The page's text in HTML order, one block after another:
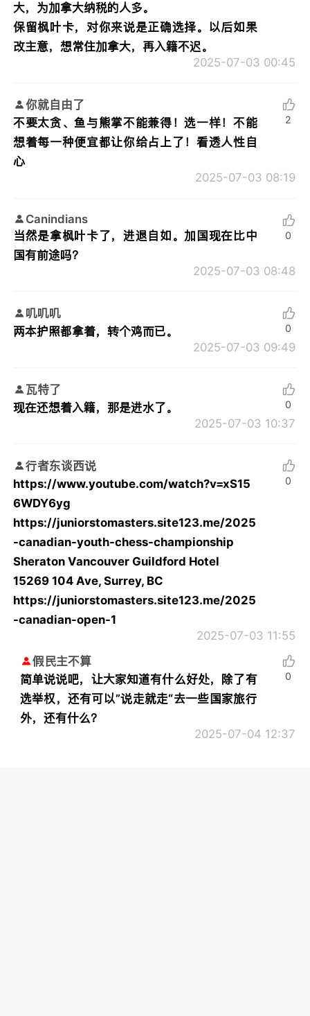
大，为加拿大纳税的人多。
保留枫叶卡，对你来说是正确选择。以后如果
改主意，想常住加拿大，再入籍不迟。
2025-07-03 00:45
你就自由了
不要太贪、鱼与熊掌不能兼得！选一样！不能
想着每一种便宜都让你给占上了！看透人性自
心
2025-07-03 08:19
2
Canindians
当然是拿枫叶卡了，进退自如。加国现在比中
国有前途吗？
2025-07-03 08:48
0
叽叽叽
两本护照都拿着，转个鸡而已。
2025-07-03 09:49
0
瓦特了
现在还想着入籍，那是进水了。
2025-07-03 10:37
0
行者东谈西说
https://www.youtube.com/watch?v=xS15
6WDY6yg
https://juniorstomasters.site123.me/2025
-canadian-youth-chess-championship
Sheraton Vancouver Guildford Hotel
15269 104 Ave, Surrey, BC
https://juniorstomasters.site123.me/2025
-canadian-open-1
2025-07-03 11:55
0
假民主不算
简单说说吧，让大家知道有什么好处，除了有
选举权，还有可以”说走就走“去一些国家旅行
外，还有什么？
2025-07-04 12:37
0